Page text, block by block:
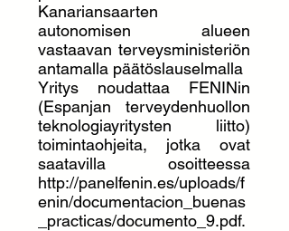
Kanariansaarten
autonomisen alueen
vastaavan terveysministeriön
antamalla päätöslauselmalla
Yritys noudattaa FENINin
(Espanjan terveydenhuollon
teknologiayritysten liitto)
toimintaohjeita, jotka ovat
saatavilla osoitteessa
http://panelfenin.es/uploads/f
enin/documentacion_buenas
_practicas/documento_9.pdf.